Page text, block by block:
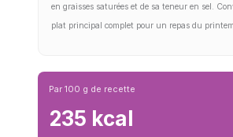
en graisses saturées et de sa teneur en sel.
plat principal complet pour un repas du
Par 100 g de recette
235 kcal